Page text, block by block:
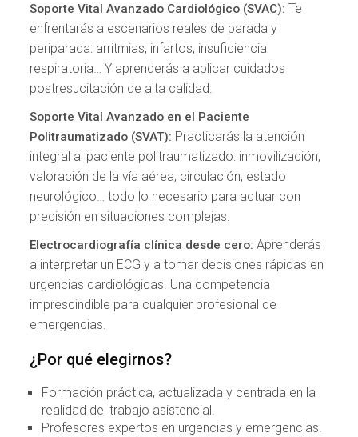
Soporte Vital Avanzado Cardiológico (SVAC):Te
enfrentarás a escenarios reales de parada y
periparada: arritmias, infartos, insuficiencia
respiratoria… Y aprenderás a aplicar cuidados
postresucitación de alta calidad.
Soporte Vital Avanzado en el Paciente
Politraumatizado (SVAT): Practicarás la atención
integral al paciente politraumatizado: inmovilización,
valoración de la vía aérea, circulación, estado
neurológico… todo lo necesario para actuar con
precisión en situaciones complejas.
Electrocardiografía clínica desde cero:Aprenderás
a interpretar un ECG y a tomar decisiones rápidas en
urgencias cardiológicas. Una competencia
imprescindible para cualquier profesional de
emergencias.
¿Por qué elegirnos?
Formación práctica, actualizada y centrada en la
realidad del trabajo asistencial.
Profesores expertos en urgencias y emergencias.